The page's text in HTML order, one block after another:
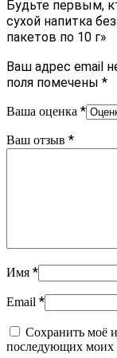
Будьте первым,
сухой напитка
пакетов по 10 г»
Ваш адрес email
поля помечены *
Ваша оценка *
Ваш отзыв *
Имя *
Email *
Сохранить моё
последующих моих